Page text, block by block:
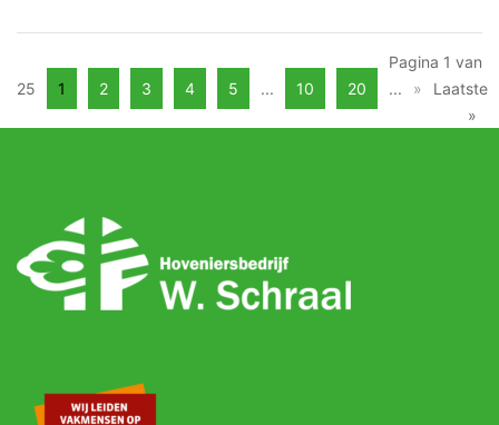
Pagina 1 van
25
1 2 3 4 5 ... 10 20 ... »
Laatste
»